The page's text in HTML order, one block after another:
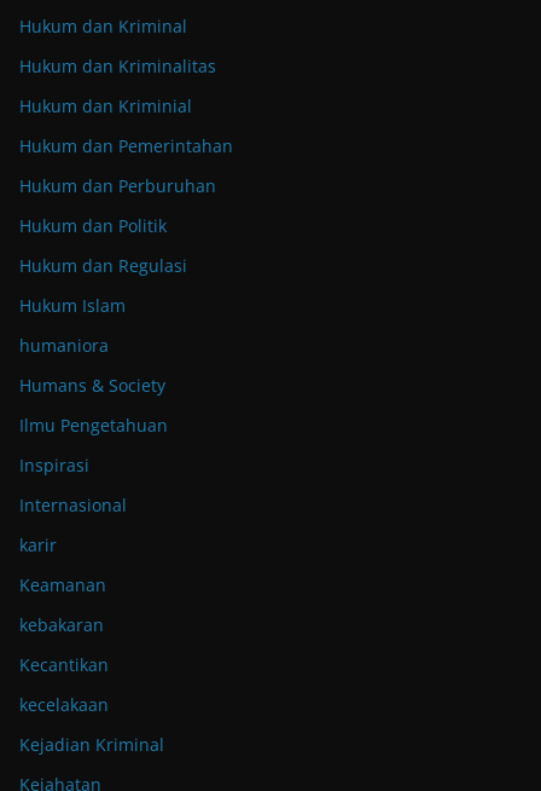
Hukum dan Kriminal
Hukum dan Kriminalitas
Hukum dan Kriminial
Hukum dan Pemerintahan
Hukum dan Perburuhan
Hukum dan Politik
Hukum dan Regulasi
Hukum Islam
humaniora
Humans & Society
Ilmu Pengetahuan
Inspirasi
Internasional
karir
Keamanan
kebakaran
Kecantikan
kecelakaan
Kejadian Kriminal
Kejahatan